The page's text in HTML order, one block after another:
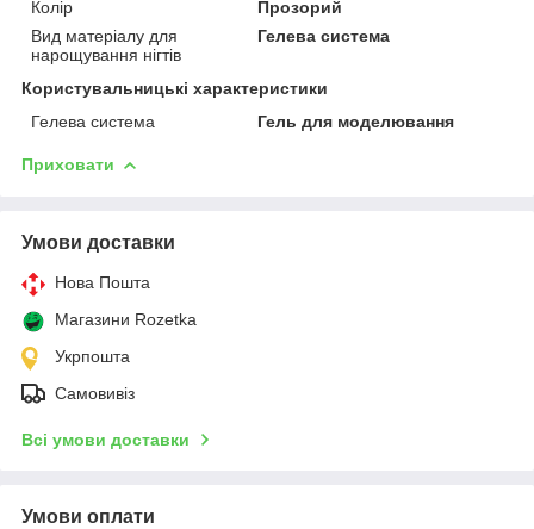
Колір
Прозорий
Вид матеріалу для
нарощування нігтів
Гелева система
Користувальницькі характеристики
Гелева система
Гель для моделювання
Приховати
Умови доставки
Нова Пошта
Магазини Rozetka
Укрпошта
Самовивіз
Всі умови доставки
Умови оплати